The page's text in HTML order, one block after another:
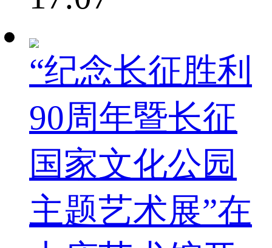
“纪念长征胜利
90周年暨长征
国家文化公园
主题艺术展”在